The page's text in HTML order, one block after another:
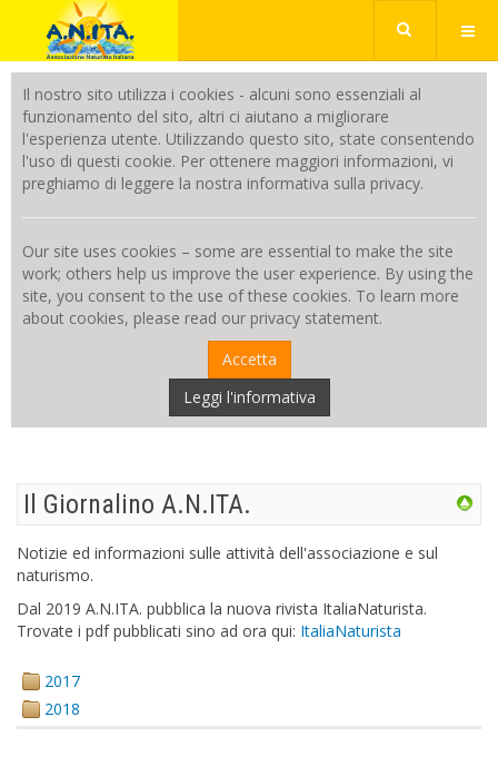
Il nostro sito utilizza i cookies - alcuni sono essenziali al
funzionamento del sito, altri ci aiutano a migliorare
l'esperienza utente. Utilizzando questo sito, state consentendo
l'uso di questi cookie. Per ottenere maggiori informazioni, vi
preghiamo di leggere la nostra informativa sulla privacy.
Our site uses cookies – some are essential to make the site
work; others help us improve the user experience. By using the
site, you consent to the use of these cookies. To learn more
about cookies, please read our privacy statement.
Accetta
Leggi l'informativa
Il Giornalino A.N.ITA.
Notizie ed informazioni sulle attività dell'associazione e sul
naturismo.
Dal 2019 A.N.ITA. pubblica la nuova rivista ItaliaNaturista.
Trovate i pdf pubblicati sino ad ora qui: ItaliaNaturista
2017
2018